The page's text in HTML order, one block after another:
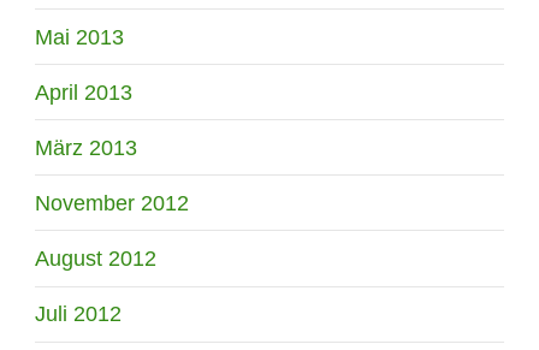
Mai 2013
April 2013
März 2013
November 2012
August 2012
Juli 2012